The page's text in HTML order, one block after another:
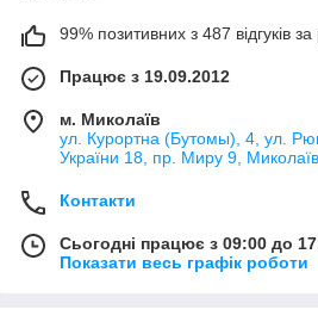
99% позитивних з 487 відгуків за
Працює з 19.09.2012
м. Миколаїв
ул. Курортна (Бутомы), 4, ул.
України 18, пр. Миру 9,
Контакти
Сьогодні працює з 09:00 до
Показати весь графік роботи